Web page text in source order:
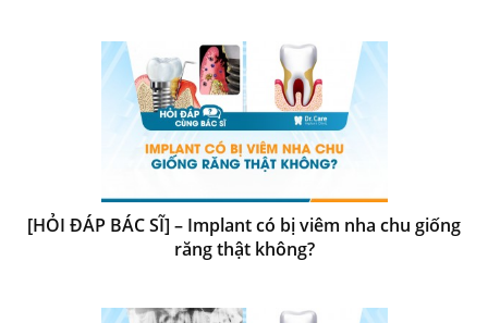
[HỎI ĐÁP BÁC SĨ] – Implant có bị viêm nha chu giống
răng thật không?